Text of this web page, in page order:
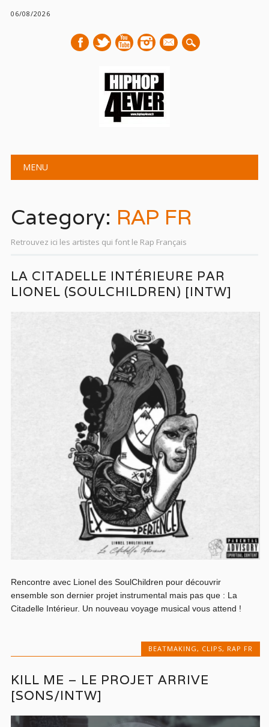
06/08/2026
mail
Main menu
MENU
Category: RAP FR
Retrouvez ici les artistes qui font le Rap Français
LA CITADELLE INTÉRIEURE PAR
LIONEL (SOULCHILDREN) [INTW]
Rencontre avec Lionel des SoulChildren pour découvrir
ensemble son dernier projet instrumental mais pas que : La
Citadelle Intérieur. Un nouveau voyage musical vous attend !
BEATMAKING , CLIPS, RAP FR
KILL ME – LE PROJET ARRIVE
[SONS/INTW]